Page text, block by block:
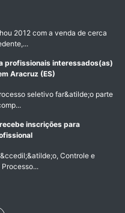
2012 com a venda de cerca
profissionais interessados(as)
Aracruz (ES)
seletivo far&atilde;o parte
inscrições para
Controle e